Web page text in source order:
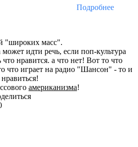
Подробнее
"широких масс".
идти речь, если поп-культура
нравится. а что нет! Вот то что
что играет на радио "Шансон" - то и
американизма!